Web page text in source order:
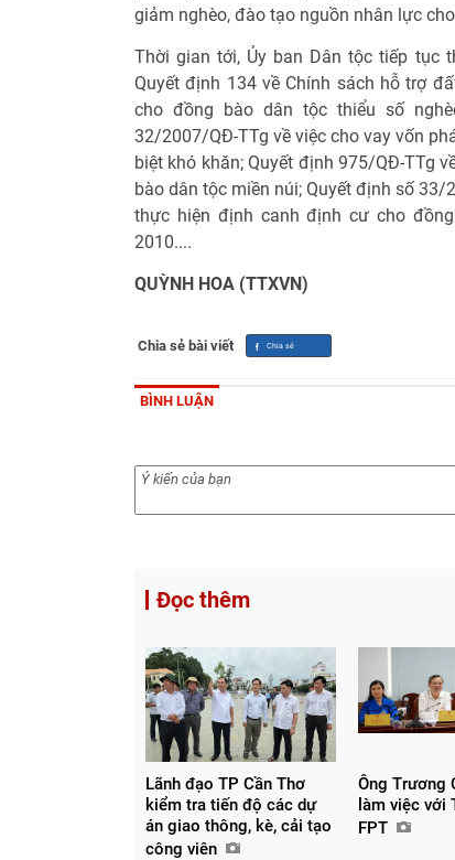
giảm nghèo, đào tạo nguồn nhân lực
Thời gian tới, Ủy ban Dân tộc tiếp tục
Quyết định 134 về Chính sách hỗ trợ
cho đồng bào dân tộc thiểu số
32/2007/QĐ-TTg về việc cho vay vốn
biệt khó khăn; Quyết định 975/QĐ-TTg
bào dân tộc miền núi; Quyết định số
thực hiện định canh định cư cho
2010....
QUỲNH HOA (TTXVN)
Chia sẻ bài viết
BÌNH LUẬN
Đọc thêm
Lãnh đạo TP Cần Thơ
kiểm tra tiến độ các dự
án giao thông, kè, cải tạo
công viên
Ông Trương
làm việc với
FPT